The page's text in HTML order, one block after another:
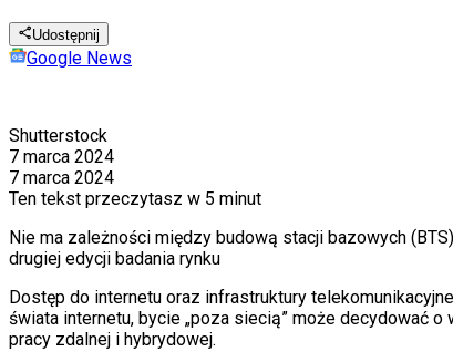
Udostępnij
Google News
Shutterstock
7 marca 2024
7 marca 2024
Ten tekst przeczytasz w 5 minut
Nie ma zależności między budową stacji bazowych
drugiej edycji badania rynku
Dostęp do internetu oraz infrastruktury
świata internetu, bycie „poza siecią” może decydować
pracy zdalnej i hybrydowej.